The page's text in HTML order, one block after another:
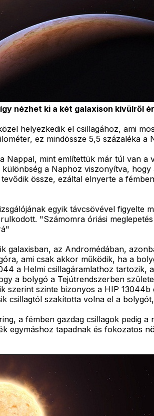
nézhet ki a két galaxison kívülről
helyezkedik el csillagához, ami
ez mindössze 5,5 százaléka a
Nappal, mint említettük már túl van
a Naphoz viszonyítva,
össze, ezáltal elnyerte a
egyik távcsövével figyelte
"Számomra óriási
galaxisban, az Andromédában,
ami csak akkor működik, ha a
a Helmi csillagáramlathoz tartozik,
a bolygó a Tejútrendszerben
szerint szinte bizonyos a HIP
csillagtól szakította volna el a
a fémben gazdag csillagok pedig
tapadnak és fokozatos